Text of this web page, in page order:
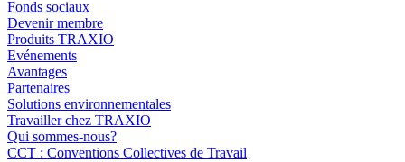
Fonds sociaux
Devenir membre
Produits TRAXIO
Evénements
Avantages
Partenaires
Solutions environnementales
Travailler chez TRAXIO
Qui sommes-nous?
CCT : Conventions Collectives de Travail